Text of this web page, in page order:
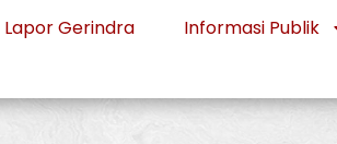
Lapor Gerindra Informasi Publik